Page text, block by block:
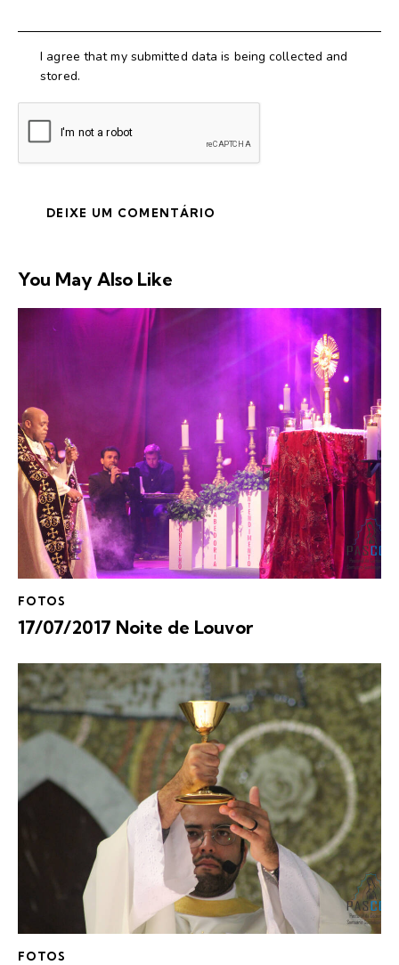
I agree that my submitted data is being collected and
stored.
You May Also Like
FOTOS
17/07/2017 Noite de Louvor
FOTOS